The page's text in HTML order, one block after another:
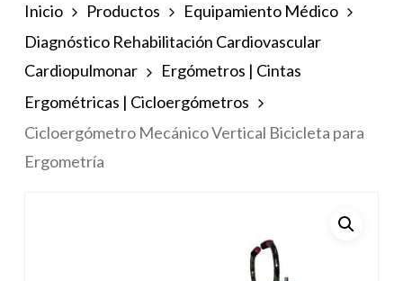
Inicio Productos
Equipamiento Médico
Diagnóstico Rehabilitación Cardiovascular
Cardiopulmonar
Ergómetros | Cintas
Ergométricas | Cicloergómetros
Cicloergómetro Mecánico Vertical Bicicleta para
Ergometría